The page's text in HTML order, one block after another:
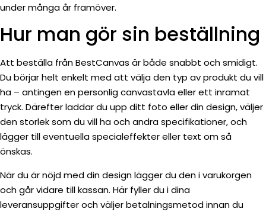
under många år framöver.
Hur man gör sin beställning
Att beställa från BestCanvas är både snabbt och smidigt.
Du börjar helt enkelt med att välja den typ av produkt du vill
ha – antingen en personlig canvastavla eller ett inramat
tryck. Därefter laddar du upp ditt foto eller din design, väljer
den storlek som du vill ha och andra specifikationer, och
lägger till eventuella specialeffekter eller text om så
önskas.
När du är nöjd med din design lägger du den i varukorgen
och går vidare till kassan. Här fyller du i dina
leveransuppgifter och väljer betalningsmetod innan du